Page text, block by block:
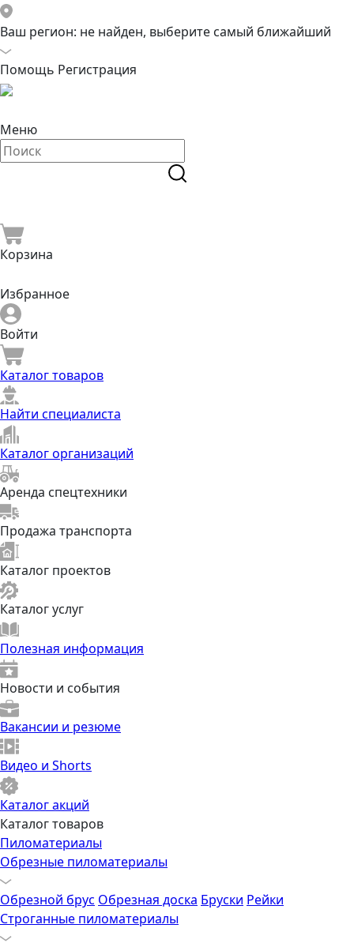
Ваш регион: не найден, выберите самый ближайший
Помощь Регистрация
Меню
Корзина
Избранное
Войти
Каталог товаров
Найти специалиста
Каталог организаций
Аренда спецтехники
Продажа транспорта
Каталог проектов
Каталог услуг
Полезная информация
Новости и события
Вакансии и резюме
Видео и Shorts
Каталог акций
Каталог товаров
Пиломатериалы
Обрезные пиломатериалы
Обрезной брус Обрезная доска Бруски Рейки
Строганные пиломатериалы